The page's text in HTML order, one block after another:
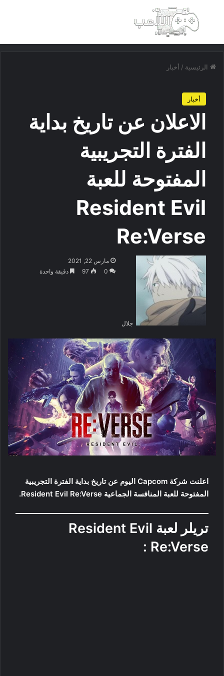
بحث عن
الرئيسية / أخبار
أخبار
الاعلان عن تاريخ بداية
الفترة التجريبية
المفتوحة للعبة
Resident Evil
Re:Verse
جلال
مارس 22, 2021
0
97 دقيقة واحدة
اعلنت شركة Capcom اليوم عن تاريخ بداية الفترة التجريبية
المفتوحة للعبة المنافسة الجماعية Resident Evil Re:Verse.
تريلر لعبة Resident Evil
Re:Verse :